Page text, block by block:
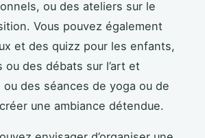
ou des ateliers sur le
Vous pouvez également
et des quizz pour les enfants,
des débats sur l’art et
ou des séances de yoga ou de
une ambiance détendue.